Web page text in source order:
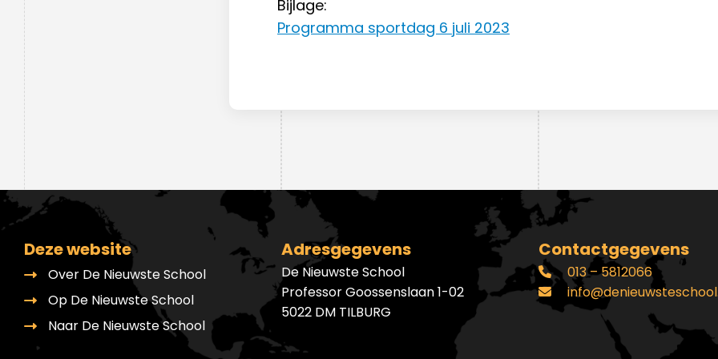
Bijlage:
Programma sportdag 6 juli 2023
Deze website
Over De Nieuwste School
Op De Nieuwste School
Naar De Nieuwste School
Adresgegevens
De Nieuwste School
Professor Goossenslaan 1-02
5022 DM TILBURG
Contactgegevens
013 – 5812066